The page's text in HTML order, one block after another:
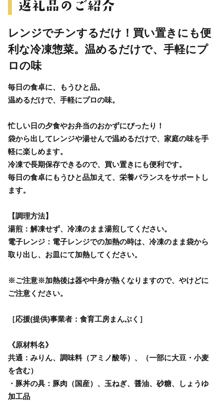
レンジでチンするだけ！買い置きにも便
利な冷凍惣菜。温めるだけで、手軽にプ
ロの味
毎日の食卓に、もうひと品。
温めるだけで、手軽にプロの味。
忙しい日の夕食やお弁当のおかずにぴったり！
袋から出してレンジや湯せんで温めるだけで、家庭の味を手
軽に楽しめます。
冷凍で長期保存できるので、買い置きにも便利です。
毎日の食卓にもうひと品加えて、栄養バランスをサポートし
ます。
【調理方法】
湯煎：解凍せず、冷凍のまま湯煎してください。
電子レンジ：電子レンジでの加熱の時は、冷凍のまま袋から
取り出し、お皿にて加熱してください。
※ご注意※加熱後は器や中身が熱くなりますので、やけどに
ご注意ください。
［応援(提供)事業者：食育工房まんぷく］
《原材料名》
共通：みりん、調味料（アミノ酸等）、（一部に大豆・小麦
を含む）
・豚丼の具：豚肉（国産）、玉ねぎ、醤油、砂糖、しょうゆ
加工品